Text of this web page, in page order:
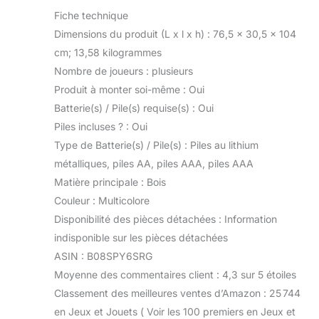
Fiche technique
Dimensions du produit (L x l x h) : 76,5 x 30,5 x 104
cm; 13,58 kilogrammes
Nombre de joueurs : plusieurs
Produit à monter soi-même : Oui
Batterie(s) / Pile(s) requise(s) : Oui
Piles incluses ? : Oui
Type de Batterie(s) / Pile(s) : Piles au lithium
métalliques, piles AA, piles AAA, piles AAA
Matière principale : Bois
Couleur : Multicolore
Disponibilité des pièces détachées : Information
indisponible sur les pièces détachées
ASIN : B08SPY6SRG
Moyenne des commentaires client : 4,3 sur 5 étoiles
Classement des meilleures ventes d’Amazon : 25 744
en Jeux et Jouets ( Voir les 100 premiers en Jeux et